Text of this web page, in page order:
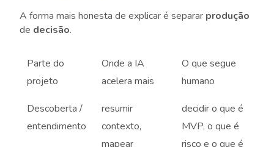
A forma mais honesta de explicar é separar produção
de decisão.
Parte do
projeto
Onde a IA
acelera mais
O que segue
humano
Descoberta /
entendimento
resumir
contexto,
mapear
decidir o que é
MVP, o que é
risco e o que é